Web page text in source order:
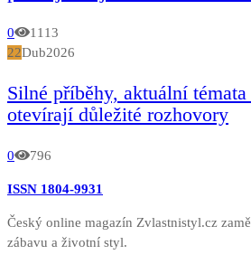
0
1113
22Dub2026
Silné příběhy, aktuální
otevírají důležité rozhovory
0 796
ISSN 1804-9931
Český online magazín Zvlastnistyl.cz
zábavu a životní styl.